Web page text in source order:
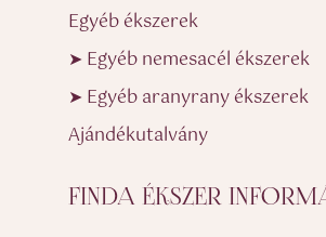
Egyéb ékszerek
➤ Egyéb nemesacél ékszerek
➤ Egyéb aranyrany ékszerek
Ajándékutalvány
FINDA ÉKSZER